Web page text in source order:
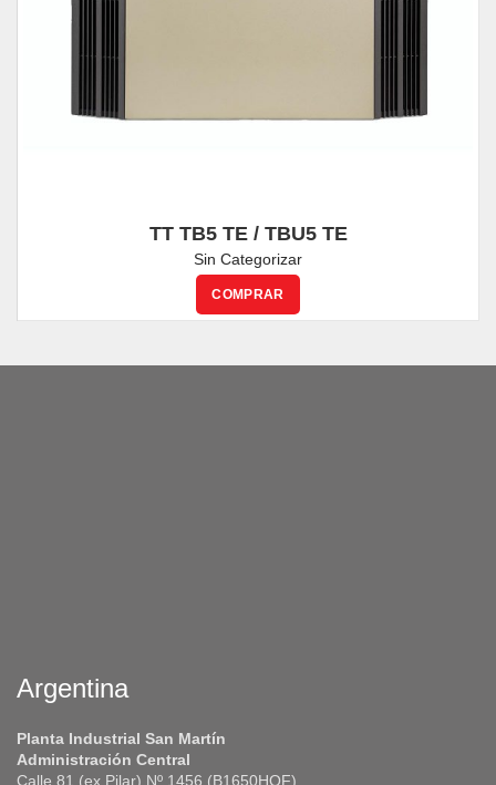
TT TB5 TE / TBU5 TE
Sin Categorizar
Argentina
Planta Industrial San Martín
Administración Central
Calle 81 (ex Pilar) Nº 1456 (B1650HQF)